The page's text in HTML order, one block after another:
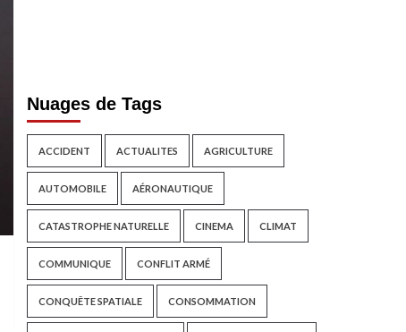
Nuages de Tags
ACCIDENT ACTUALITES AGRICULTURE
AUTOMOBILE AÉRONAUTIQUE
CATASTROPHE NATURELLE CINEMA CLIMAT
COMMUNIQUE CONFLIT ARMÉ
CONQUÊTE SPATIALE CONSOMMATION